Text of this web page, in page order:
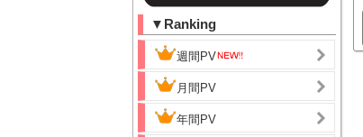
▼Ranking
週間PV
月間PV
年間PV